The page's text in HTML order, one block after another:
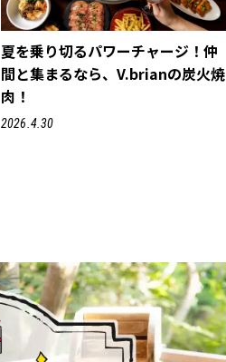
夏を乗り切るパワーチャージ！仲
間と集まるなら、V.brianの炭火焼
肉！
2026.4.30